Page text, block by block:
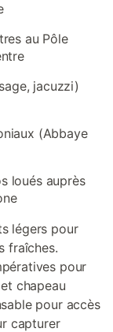
au Pôle
jacuzzi)
(Abbaye
loués auprès
légers pour
fraîches.
pour
chapeau
pour accès
capturer